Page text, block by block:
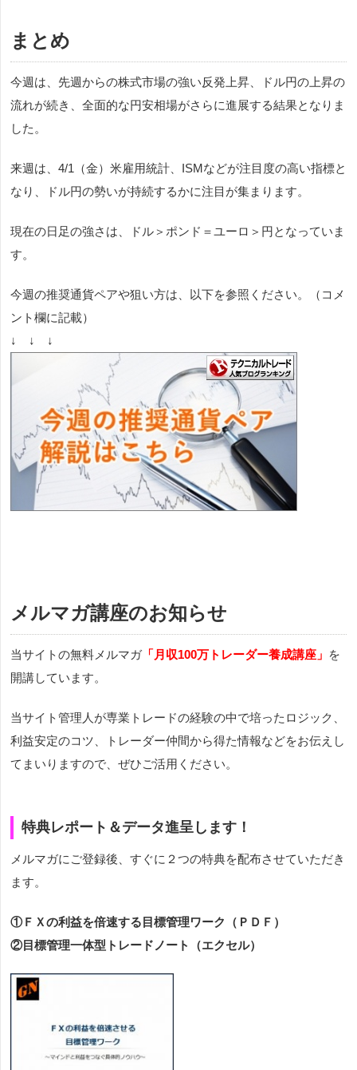
まとめ
今週は、先週からの株式市場の強い反発上昇、ドル円の上昇の
流れが続き、全面的な円安相場がさらに進展する結果となりま
した。
来週は、4/1（金）米雇用統計、ISMなどが注目度の高い指標と
なり、ドル円の勢いが持続するかに注目が集まります。
現在の日足の強さは、ドル＞ポンド＝ユーロ＞円となっていま
す。
今週の推奨通貨ペアや狙い方は、以下を参照ください。（コメ
ント欄に記載）
↓ ↓ ↓
メルマガ講座のお知らせ
当サイトの無料メルマガ 「月収100万トレーダー養成講座」 を
開講しています。
当サイト管理人が専業トレードの経験の中で培ったロジック、
利益安定のコツ、トレーダー仲間から得た情報などをお伝えし
てまいりますので、ぜひご活用ください。
特典レポート＆データ進呈します！
メルマガにご登録後、すぐに２つの特典を配布させていただき
ます。
①ＦＸの利益を倍速する目標管理ワーク（ＰＤＦ）
②目標管理一体型トレードノート（エクセル）